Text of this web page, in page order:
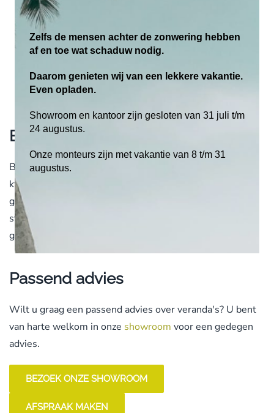
Extra woongenot; buiten vertoeven wanneer u maar
wilt
Een complete tuinkamer erbij
Uw tuinmeubilair beschut tegen de regen
Langer genieten van de zon
Een verhoogde waarde van uw woning
Eigen montage-team
Bij Geers Zonwering kunt u rekenen op absolute
kwaliteit. Door onze jarenlange ervaring weten wij als
geen ander wat service is. Wij geven passend advies,
staan voor eerlijke prijzen en werken met ons eigen
gespecialiseerde montage-team.
Passend advies
Wilt u graag een passend advies over veranda's? U bent
van harte welkom in onze showroom voor een gedegen
advies.
BEZOEK ONZE SHOWROOM
AFSPRAAK MAKEN
Zelfs de mensen achter de zonwering hebben
af en toe wat schaduw nodig.
Daarom genieten wij van een lekkere vakantie.
Even opladen.
Showroom en kantoor zijn gesloten van 31 juli t/m
24 augustus.
Onze monteurs zijn met vakantie van 8 t/m 31
augustus.